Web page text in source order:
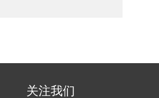
关注我们